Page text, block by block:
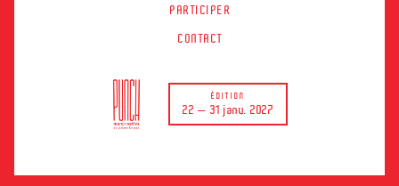
PARTICIPER
CONTACT
ÉDITION
22 — 31 janv. 2027